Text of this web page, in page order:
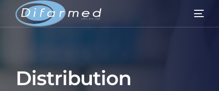
Distribution